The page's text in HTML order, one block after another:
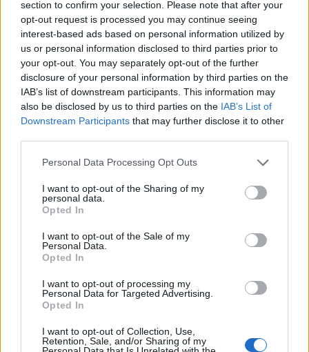
section to confirm your selection. Please note that after your
opt-out request is processed you may continue seeing
interest-based ads based on personal information utilized by
us or personal information disclosed to third parties prior to
your opt-out. You may separately opt-out of the further
disclosure of your personal information by third parties on the
IAB’s list of downstream participants. This information may
also be disclosed by us to third parties on the IAB’s List of
Downstream Participants that may further disclose it to other
Please note that this website/app uses one or more Google
not limited to your visit or usage behaviour. You may click to
grant or deny consent to Google and its third-party tags to
use your data for below specified purposes in below Google
consent section.
Personal Data Processing Opt Outs
I want to opt-out of the Sharing of my
personal data.
Opted In
I want to opt-out of the Sale of my
Personal Data.
Opted In
I want to opt-out of processing my
Personal Data for Targeted Advertising.
Opted In
I want to opt-out of Collection, Use,
Retention, Sale, and/or Sharing of my
View this post on Instagram
A post shared by Sartoria Panatieri (@sartoriapanatieri)
Εν τω μεταξύ, η 50 Kalò, η οποία είχε πάρει την
πρώτη θέση σε προηγούμενες κατατάξεις, έχει
υποχωρήσει στη λίστα τα τελευταία χρόνια.
Ωστόσο, πήρε το βραβείο για την «καλύτερη